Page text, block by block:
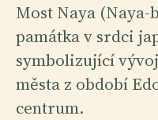
Most Naya
památka v srdci
symbolizující
města z období
centrum.